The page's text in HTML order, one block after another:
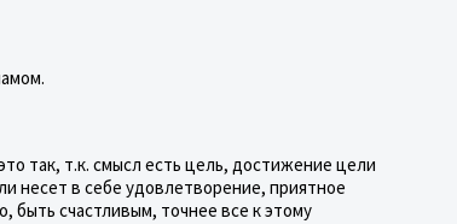
так, т.к. смысл есть цель, достижение цели
несет в себе удовлетворение, приятное
счастливым, точнее все к этому